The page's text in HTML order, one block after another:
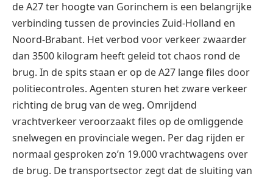
de A27 ter hoogte van Gorinchem is een belangrijke
verbinding tussen de provincies Zuid-Holland en
Noord-Brabant. Het verbod voor verkeer zwaarder
dan 3500 kilogram heeft geleid tot chaos rond de
brug. In de spits staan er op de A27 lange files door
politiecontroles. Agenten sturen het zware verkeer
richting de brug van de weg. Omrijdend
vrachtverkeer veroorzaakt files op de omliggende
snelwegen en provinciale wegen. Per dag rijden er
normaal gesproken zo’n 19.000 vrachtwagens over
de brug. De transportsector zegt dat de sluiting van